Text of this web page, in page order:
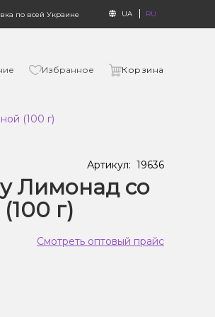
по всей Украине UA RU
Избранное Корзина
(100 г)
Артикул: 19636
Лимонад со
г)
Смотреть оптовый прайс